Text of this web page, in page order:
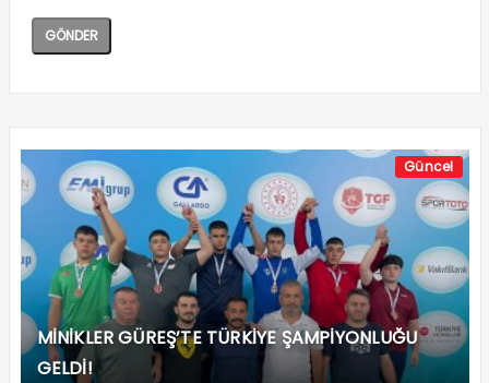
Güncel
MİNİKLER GÜREŞ’TE TÜRKİYE ŞAMPİYONLUĞU
GELDİ!